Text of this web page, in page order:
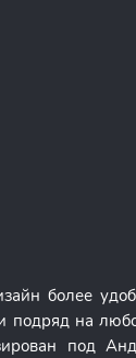
более
подряд на
под